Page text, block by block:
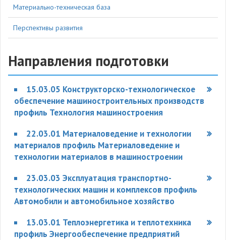
Материально-техническая база
Перспективы развития
Направления подготовки
15.03.05 Конструкторско-технологическое
обеспечение машиностроительных производств
профиль Технология машиностроения
22.03.01 Материаловедение и технологии
материалов профиль Материаловедение и
технологии материалов в машиностроении
23.03.03 Эксплуатация транспортно-
технологических машин и комплексов профиль
Автомобили и автомобильное хозяйство
13.03.01 Теплоэнергетика и теплотехника
профиль Энергообеспечение предприятий